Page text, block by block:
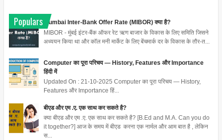
Populars
Mumbai Inter-Bank Offer Rate (MIBOR) क्या है?
MIBOR - मुंबई इंटर-बैंक ऑफर रेट ऋण बाजार के विकास के लिए समिति जिसने
अध्ययन किया था और कॉल मनी मार्केट के लिए बेंचमार्क दर के विकास के तौर-त...
Computer का पूरा परिचय — History, Features और Importance
हिंदी में
Updated On : 21-10-2025 Computer का पूरा परिचय — History,
Features और Importance हिं...
बीएड और एम .ए. एक साथ कर सकते है?
क्या बीएड और एम .ए. एक साथ कर सकते है? [B.Ed and M.A. Can you do
it together?] आज के समय में बीएड करना एक नार्मल और आम बात है , लेकिन
स...